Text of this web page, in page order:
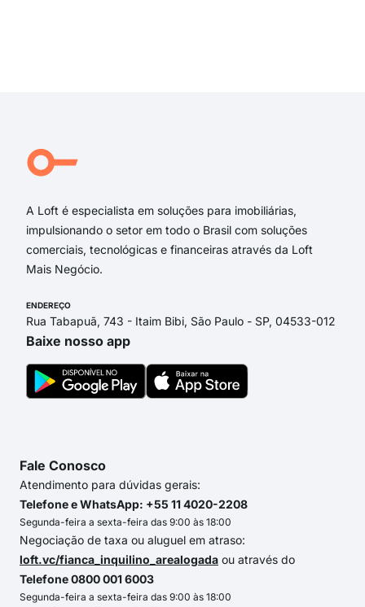
A Loft é especialista em soluções para imobiliárias,
impulsionando o setor em todo o Brasil com soluções
comerciais, tecnológicas e financeiras através da Loft
Mais Negócio.
ENDEREÇO
Rua Tabapuã, 743 - Itaim Bibi, São Paulo - SP, 04533-012
Baixe nosso app
Fale Conosco
Atendimento para dúvidas gerais:
Telefone e WhatsApp: +55 11 4020-2208
Segunda-feira a sexta-feira das 9:00 às 18:00
Negociação de taxa ou aluguel em atraso:
loft.vc/fianca_inquilino_arealogada ou através do
Telefone 0800 001 6003
Segunda-feira a sexta-feira das 9:00 às 18:00